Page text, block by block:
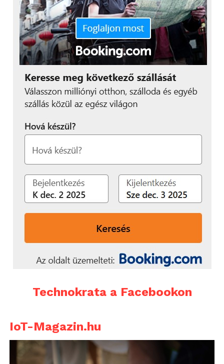
Technokrata a Facebookon
IoT-Magazin.hu